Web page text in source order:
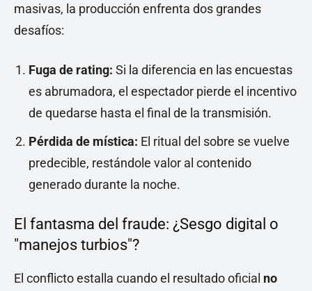
masivas, la producción enfrenta dos grandes
desafíos:
Fuga de rating: Si la diferencia en las encuestas
es abrumadora, el espectador pierde el incentivo
de quedarse hasta el final de la transmisión.
Pérdida de mística: El ritual del sobre se vuelve
predecible, restándole valor al contenido
generado durante la noche.
El fantasma del fraude: ¿Sesgo digital o
"manejos turbios"?
El conflicto estalla cuando el resultado oficial no